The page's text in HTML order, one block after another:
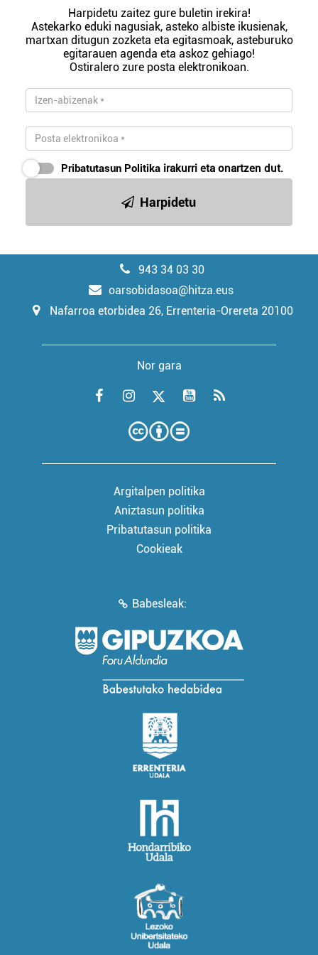
Harpidetu zaitez gure buletin irekira!
Astekarko eduki nagusiak, asteko albiste ikusienak,
martxan ditugun zozketa eta egitasmoak, asteburuko
egitarauen agenda eta askoz gehiago!
Ostiralero zure posta elektronikoan.
Pribatutasun Politika irakurri eta onartzen dut.
Harpidetu
943 34 03 30
oarsobidasoa@hitza.eus
Nafarroa etorbidea 26, Errenteria-Orereta 20100
Nor gara
Argitalpen politika
Aniztasun politika
Pribatutasun politika
Cookieak
Babesleak: